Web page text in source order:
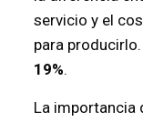
servicio y el
para
19%.
La importancia